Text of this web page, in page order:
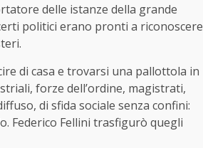
delle istanze della grande
politici erano pronti a riconoscere
di casa e trovarsi una pallottola in
forze dell’ordine, magistrati,
di sfida sociale senza confini:
Federico Fellini trasfigurò quegli